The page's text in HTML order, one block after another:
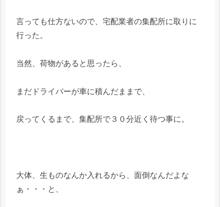
言っても仕方ないので、宅配業者の集配所に取りに
行った。
当然、荷物があると思ったら、
まだドライバーが車に積んだままで、
戻ってくるまで、集配所で３０分近く待つ事に。
大体、生ものなんか入れるから、面倒なんだよな
ぁ・・・と、